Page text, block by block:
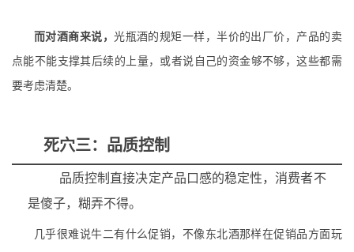
而对酒商来说，光瓶酒的规矩一样，半价的出厂价，产品的卖
点能不能支撑其后续的上量，或者说自己的资金够不够，这些都需
要考虑清楚。
死穴三：品质控制
品质控制直接决定产品口感的稳定性，消费者不
是傻子，糊弄不得。
几乎很难说牛二有什么促销，不像东北酒那样在促销品方面玩